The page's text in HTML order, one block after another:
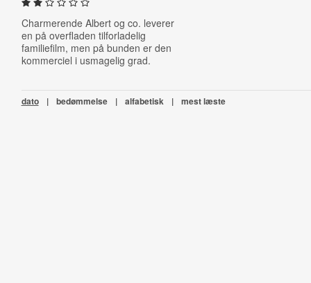
Charmerende Albert og co. leverer
en på overfladen tilforladelig
familiefilm, men på bunden er den
kommerciel i usmagelig grad.
dato | bedømmelse | alfabetisk | mest læste